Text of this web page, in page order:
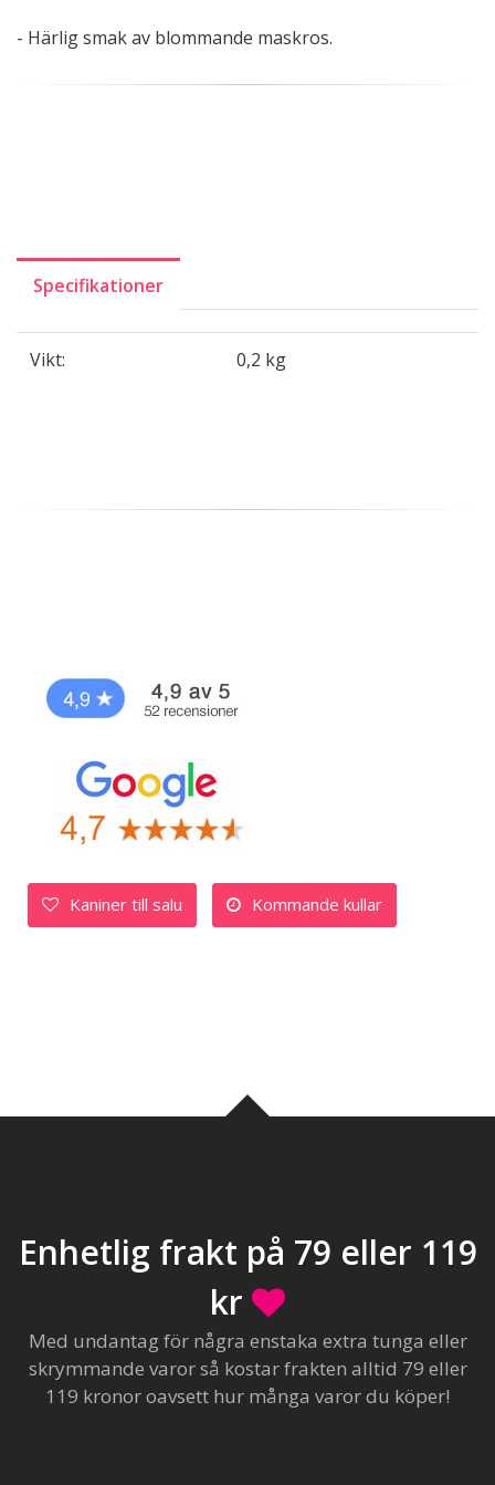
- Härlig smak av blommande maskros.
Specifikationer
Vikt: 0,2 kg
Kaniner till salu Kommande kullar
Enhetlig frakt på 79 eller 119
kr
Med undantag för några enstaka extra tunga eller
skrymmande varor så kostar frakten alltid 79 eller
119 kronor oavsett hur många varor du köper!